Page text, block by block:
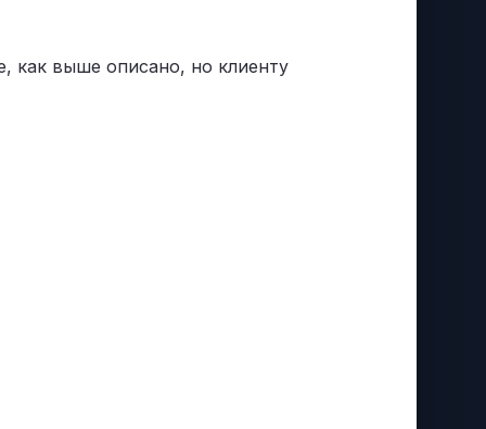
как выше описано, но клиенту